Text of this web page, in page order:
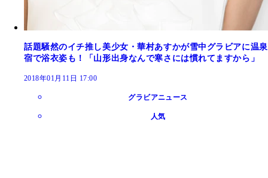
話題騒然のイチ推し美少女・華村あすかが雪中グラビアに温泉
宿で浴衣姿も！「山形出身なんで寒さには慣れてますから」
2018年01月11日 17:00
グラビアニュース
人気